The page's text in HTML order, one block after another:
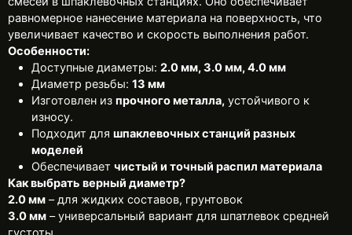
равномерное нанесение материала на поверхность, что
увеличивает качество и скорость выполнения работ.
Особенности:
Доступные диаметры: 2.0 мм, 3.0 мм, 4.0 мм
Диаметр резьбы: 13 мм
Изготовлен из прочного металла, устойчивого к
износу.
Подходит для шпаклевочных станций разных
моделей
Обеспечивает чистый и точный распил материала
Как выбрать верный диаметр?
2.0 мм – для жидких составов, грунтовок
3.0 мм – универсальный вариант для шпатлевок средней
густоты.